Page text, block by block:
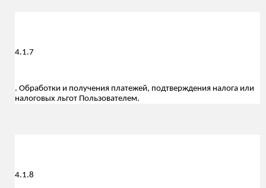
4.1.7
. Обработки и получения платежей, подтверждения налога или
налоговых льгот Пользователем.
4.1.8